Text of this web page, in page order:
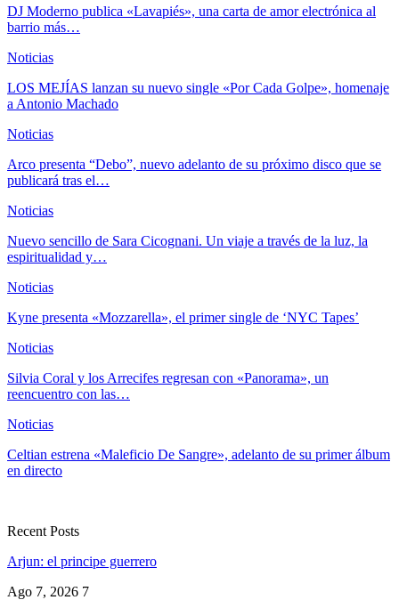
DJ Moderno publica «Lavapiés», una carta de amor electrónica al
barrio más…
Noticias
LOS MEJÍAS lanzan su nuevo single «Por Cada Golpe», homenaje
a Antonio Machado
Noticias
Arco presenta “Debo”, nuevo adelanto de su próximo disco que se
publicará tras el…
Noticias
Nuevo sencillo de Sara Cicognani. Un viaje a través de la luz, la
espiritualidad y…
Noticias
Kyne presenta «Mozzarella», el primer single de ‘NYC Tapes’
Noticias
Silvia Coral y los Arrecifes regresan con «Panorama», un
reencuentro con las…
Noticias
Celtian estrena «Maleficio De Sangre», adelanto de su primer álbum
en directo
Recent Posts
Arjun: el principe guerrero
Ago 7, 2026 7